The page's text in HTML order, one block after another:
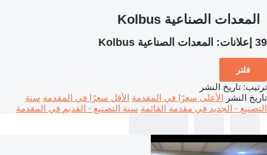
المعدات الصناعية Kolbus
39 إعلانات: المعدات الصناعية Kolbus
فلتر
ترتيب: تاريخ النشر
تاريخ النشر الأعلى سعرًا في المقدمة الأقل سعرًا في المقدمة سنة
التصنيع - الجديد في مقدمة القائمة سنة التصنيع - القديم في المقدمة